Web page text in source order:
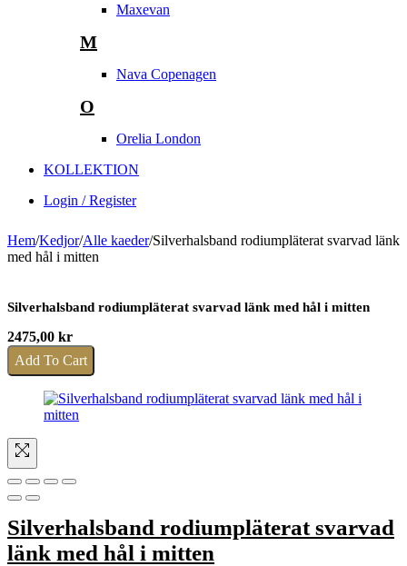
Maxevan
M
Nava Copenagen
O
Orelia London
KOLLEKTION
Login / Register
Hem/Kedjor/Alle kaeder/Silverhalsband rodiumpläterat svarvad länk
med hål i mitten
Silverhalsband rodiumpläterat svarvad länk med hål i mitten
2475,00 kr
Add To Cart
Silverhalsband rodiumpläterat svarvad
länk med hål i mitten